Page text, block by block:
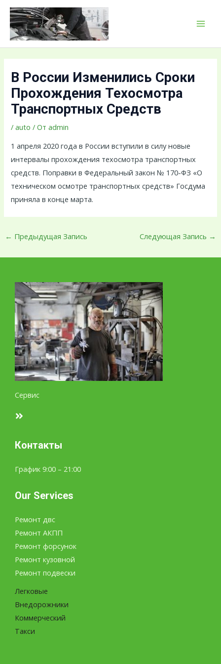
Перейти
содержимому
В России Изменились Сроки
Прохождения Техосмотра
Транспортных Средств
/auto / Отadmin
1 апреля 2020 года в России вступили в силу новые
интервалы прохождения техосмотра транспортных
средств. Поправки в Федеральный закон № 170-ФЗ «О
техническом осмотре транспортных средств» Госдума
приняла в конце марта.
Навигация
по
записям
← Предыдущая Запись Следующая Запись →
Сервис
Контакты
График 9:00 – 21:00
Our Services
Ремонт двс
Ремонт АКПП
Ремонт форсунок
Ремонт кузовной
Ремонт подвески
Легковые
Внедорожники
Коммерческий
Такси